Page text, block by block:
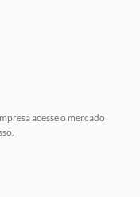
acesse o mercado